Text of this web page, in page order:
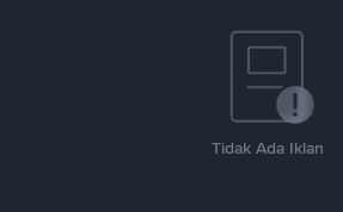
Tidak Ada Iklan